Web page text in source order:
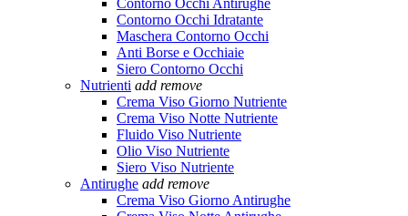
Contorno Occhi Antirughe
Contorno Occhi Idratante
Maschera Contorno Occhi
Anti Borse e Occhiaie
Siero Contorno Occhi
Nutrienti add remove
Crema Viso Giorno Nutriente
Crema Viso Notte Nutriente
Fluido Viso Nutriente
Olio Viso Nutriente
Siero Viso Nutriente
Antirughe add remove
Crema Viso Giorno Antirughe